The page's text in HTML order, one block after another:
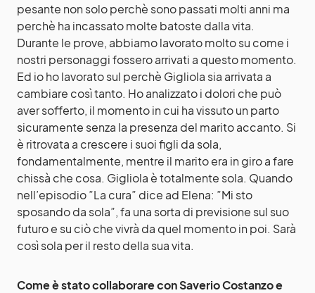
pesante non solo perchè sono passati molti anni ma
perchè ha incassato molte batoste dalla vita.
Durante le prove, abbiamo lavorato molto su come i
nostri personaggi fossero arrivati a questo momento.
Ed io ho lavorato sul perchè Gigliola sia arrivata a
cambiare così tanto. Ho analizzato i dolori che può
aver sofferto, il momento in cui ha vissuto un parto
sicuramente senza la presenza del marito accanto. Si
è ritrovata a crescere i suoi figli da sola,
fondamentalmente, mentre il marito era in giro a fare
chissà che cosa. Gigliola è totalmente sola. Quando
nell’episodio ”La cura” dice ad Elena: ”Mi sto
sposando da sola”, fa una sorta di previsione sul suo
futuro e su ciò che vivrà da quel momento in poi. Sarà
così sola per il resto della sua vita.
Come è stato collaborare con Saverio Costanzo e